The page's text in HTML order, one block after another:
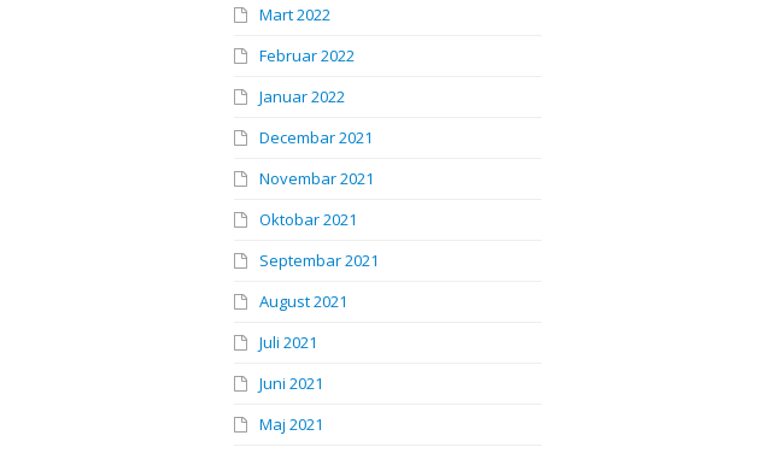
Mart 2022
Februar 2022
Januar 2022
Decembar 2021
Novembar 2021
Oktobar 2021
Septembar 2021
August 2021
Juli 2021
Juni 2021
Maj 2021